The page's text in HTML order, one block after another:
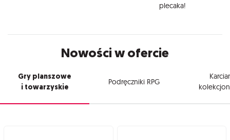
plecaka!
Nowości w ofercie
Gry planszowe
i towarzyskie
Podręczniki RPG